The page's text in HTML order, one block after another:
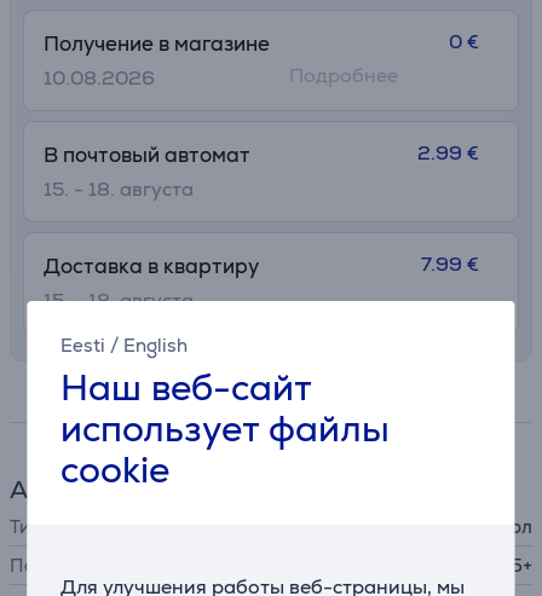
Eesti / English
Наш веб-сайт
использует файлы
cookie
Для улучшения работы веб-страницы, мы
Получение в магазине
10.08.2026
0 €
Подробнее
В почтовый автомат
15. - 18. августа
2.99 €
Доставка в квартиру
15. - 18. августа
7.99 €
Спецификация
Аксессуар для телефона
Тип
защитный чехол
Подходит для телефонов
Samsung Galaxy S25+